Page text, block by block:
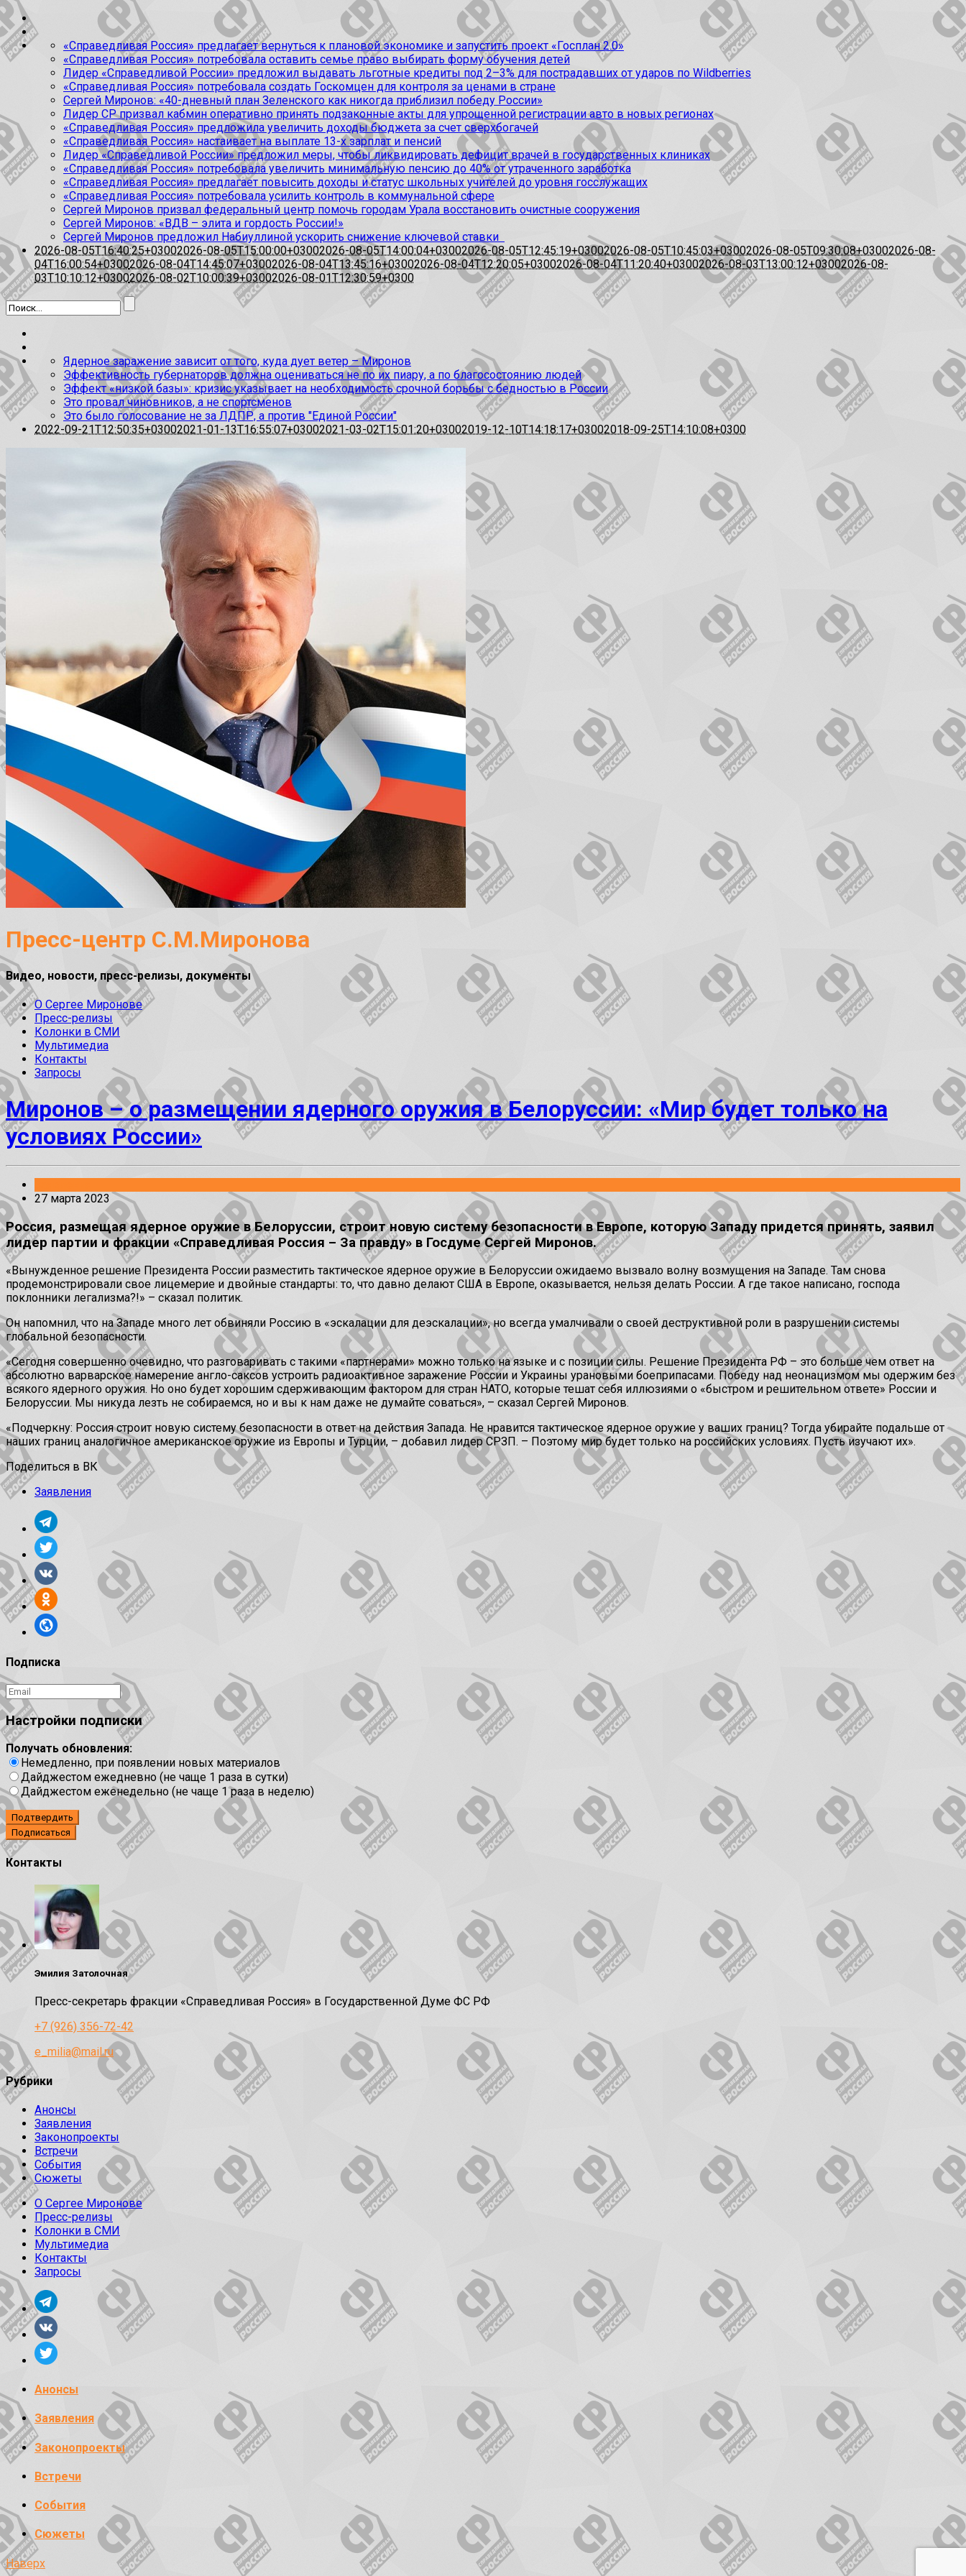
«Справедливая Россия» предлагает вернуться к плановой экономике и запустить проект «Госплан 2.0»
«Справедливая Россия» потребовала оставить семье право выбирать форму обучения детей
Лидер «Справедливой России» предложил выдавать льготные кредиты под 2–3% для пострадавших от ударов по Wildberries
«Справедливая Россия» потребовала создать Госкомцен для контроля за ценами в стране
Сергей Миронов: «40-дневный план Зеленского как никогда приблизил победу России»
Лидер СР призвал кабмин оперативно принять подзаконные акты для упрощенной регистрации авто в новых регионах
«Справедливая Россия» предложила увеличить доходы бюджета за счет сверхбогачей
«Справедливая Россия» настаивает на выплате 13-х зарплат и пенсий
Лидер «Справедливой России» предложил меры, чтобы ликвидировать дефицит врачей в государственных клиниках
«Справедливая Россия» потребовала увеличить минимальную пенсию до 40% от утраченного заработка
«Справедливая Россия» предлагает повысить доходы и статус школьных учителей до уровня госслужащих
«Справедливая Россия» потребовала усилить контроль в коммунальной сфере
Сергей Миронов призвал федеральный центр помочь городам Урала восстановить очистные сооружения
Сергей Миронов: «ВДВ – элита и гордость России!»
Сергей Миронов предложил Набиуллиной ускорить снижение ключевой ставки
2026-08-05T16:40:25+03002026-08-05T15:00:00+03002026-08-05T14:00:04+03002026-08-05T12:45:19+03002026-08-05T10:45:03+03002026-08-05T09:30:08+03002026-08-
04T16:00:54+03002026-08-04T14:45:07+03002026-08-04T13:45:16+03002026-08-04T12:20:05+03002026-08-04T11:20:40+03002026-08-03T13:00:12+03002026-08-
03T10:10:12+03002026-08-02T10:00:39+03002026-08-01T12:30:59+0300
Ядерное заражение зависит от того, куда дует ветер – Миронов
Эффективность губернаторов должна оцениваться не по их пиару, а по благосостоянию людей
Эффект «низкой базы»: кризис указывает на необходимость срочной борьбы с бедностью в России
Это провал чиновников, а не спортсменов
Это было голосование не за ЛДПР, а против "Единой России"
2022-09-21T12:50:35+03002021-01-13T16:55:07+03002021-03-02T15:01:20+03002019-12-10T14:18:17+03002018-09-25T14:10:08+0300
Пресс-центр С.М.Миронова
Видео, новости, пресс-релизы, документы
О Сергее Миронове
Пресс-релизы
Колонки в СМИ
Мультимедиа
Контакты
Запросы
Миронов – о размещении ядерного оружия в Белоруссии: «Мир будет только на
условиях России»
27 марта 2023
Россия, размещая ядерное оружие в Белоруссии, строит новую систему безопасности в Европе, которую Западу придется принять, заявил
лидер партии и фракции «Справедливая Россия – За правду» в Госдуме Сергей Миронов.
«Вынужденное решение Президента России разместить тактическое ядерное оружие в Белоруссии ожидаемо вызвало волну возмущения на Западе. Там снова
продемонстрировали свое лицемерие и двойные стандарты: то, что давно делают США в Европе, оказывается, нельзя делать России. А где такое написано, господа
поклонники легализма?!» – сказал политик.
Он напомнил, что на Западе много лет обвиняли Россию в «эскалации для деэскалации», но всегда умалчивали о своей деструктивной роли в разрушении системы
глобальной безопасности.
«Сегодня совершенно очевидно, что разговаривать с такими «партнерами» можно только на языке и с позиции силы. Решение Президента РФ – это больше чем ответ на
абсолютно варварское намерение англо-саксов устроить радиоактивное заражение России и Украины урановыми боеприпасами. Победу над неонацизмом мы одержим без
всякого ядерного оружия. Но оно будет хорошим сдерживающим фактором для стран НАТО, которые тешат себя иллюзиями о «быстром и решительном ответе» России и
Белоруссии. Мы никуда лезть не собираемся, но и вы к нам даже не думайте соваться», – сказал Сергей Миронов.
«Подчеркну: Россия строит новую систему безопасности в ответ на действия Запада. Не нравится тактическое ядерное оружие у ваших границ? Тогда убирайте подальше от
наших границ аналогичное американское оружие из Европы и Турции, – добавил лидер СРЗП. – Поэтому мир будет только на российских условиях. Пусть изучают их».
Поделиться в ВК
Заявления
Подписка
Настройки подписки
Получать обновления:
Немедленно, при появлении новых материалов
Дайджестом ежедневно (не чаще 1 раза в сутки)
Дайджестом еженедельно (не чаще 1 раза в неделю)
Подтвердить
Контакты
Эмилия Затолочная
Пресс-секретарь фракции «Справедливая Россия» в Государственной Думе ФС РФ
+7 (926) 356-72-42
e_milia@mail.ru
Рубрики
Анонсы
Заявления
Законопроекты
Встречи
События
Сюжеты
О Сергее Миронове
Пресс-релизы
Колонки в СМИ
Мультимедиа
Контакты
Запросы
Анонсы
Заявления
Законопроекты
Встречи
События
Сюжеты
Наверх